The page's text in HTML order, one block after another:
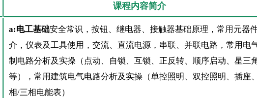
课程内容简介
a:电工基础安全常识，按钮、继电器、接触器基础原理，常用元器
介，仪表及工具使用，交流、直流电源，串联、并联电路，常用电
制电路分析及实操（点动、自锁、互锁、正反转、顺序启动、星三
等），常用建筑电气电路分析及实操（单控照明、双控照明、插座
相/三相电能表）